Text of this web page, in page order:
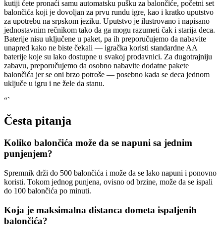
kutiji ćete pronaći samu automatsku pušku za balončiće, početni set
balončića koji je dovoljan za prvu rundu igre, kao i kratko uputstvo
za upotrebu na srpskom jeziku. Uputstvo je ilustrovano i napisano
jednostavnim rečnikom tako da ga mogu razumeti čak i starija deca.
Baterije nisu uključene u paket, pa ih preporučujemo da nabavite
unapred kako ne biste čekali — igračka koristi standardne AA
baterije koje su lako dostupne u svakoj prodavnici. Za dugotrajniju
zabavu, preporučujemo da osobno nabavite dodatne pakete
balončića jer se oni brzo potroše — posebno kada se deca jednom
uključe u igru i ne žele da stanu.
“`
Česta pitanja
Koliko balončića može da se napuni sa jednim
punjenjem?
Spremnik drži do 500 balončića i može da se lako napuni i ponovno
koristi. Tokom jednog punjena, ovisno od brzine, može da se ispali
do 100 balončića po minuti.
Koja je maksimalna distanca dometa ispaljenih
balončića?